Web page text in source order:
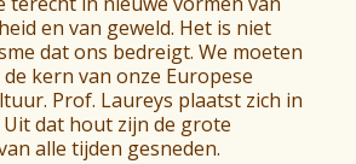
en van geweld. Het is niet
dat ons bedreigt. We moeten
kern van onze Europese
Prof. Laureys plaatst zich in
dat hout zijn de grote
alle tijden gesneden.